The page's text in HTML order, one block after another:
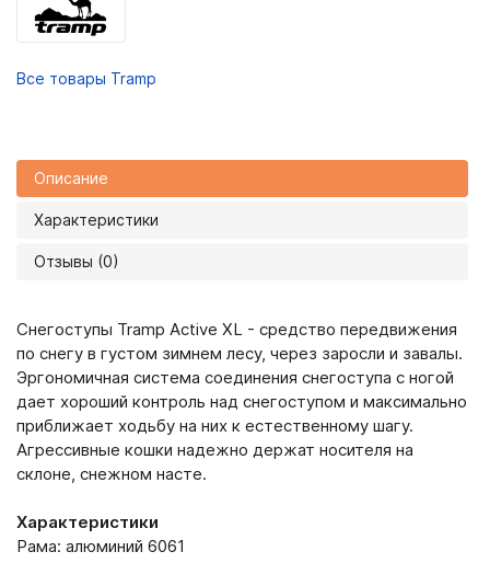
Все товары Tramp
Описание
Характеристики
Отзывы (0)
Снегоступы Tramp Active XL - средство передвижения
по снегу в густом зимнем лесу, через заросли и завалы.
Эргономичная система соединения снегоступа с ногой
дает хороший контроль над снегоступом и максимально
приближает ходьбу на них к естественному шагу.
Агрессивные кошки надежно держат носителя на
склоне, снежном насте.
Характеристики
Рама: алюминий 6061